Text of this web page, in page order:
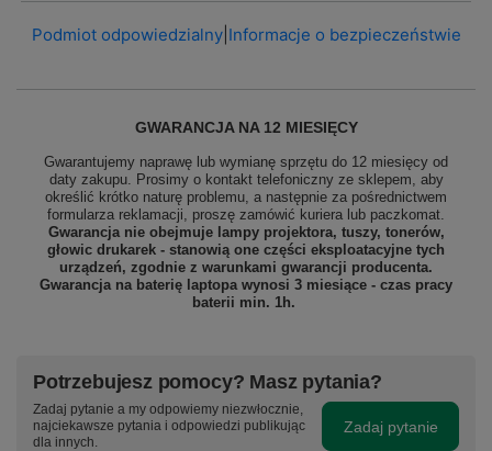
Podmiot odpowiedzialny| Informacje o bezpieczeństwie
GWARANCJA NA 12 MIESIĘCY
Gwarantujemy naprawę lub wymianę sprzętu do 12 miesięcy od
daty zakupu. Prosimy o kontakt telefoniczny ze sklepem, aby
określić krótko naturę problemu, a następnie za pośrednictwem
formularza reklamacji, proszę zamówić kuriera lub paczkomat.
Gwarancja nie obejmuje lampy projektora, tuszy, tonerów,
głowic drukarek - stanowią one części eksploatacyjne tych
urządzeń, zgodnie z warunkami gwarancji producenta.
Gwarancja na baterię laptopa wynosi 3 miesiące - czas pracy
baterii min. 1h.
Potrzebujesz pomocy? Masz pytania?
Zadaj pytanie a my odpowiemy niezwłocznie,
najciekawsze pytania i odpowiedzi publikując
dla innych.
Zadaj pytanie